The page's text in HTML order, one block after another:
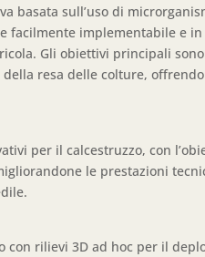
basata sull’uso di
facilmente implementabile e
Gli obiettivi principali
resa delle colture,
per il calcestruzzo, con
le prestazioni
rilievi 3D ad hoc per il